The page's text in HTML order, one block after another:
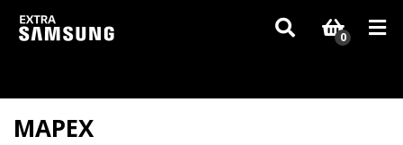
Vzhledem k aktuální situaci se může dodání dílů, které nejsou skladem,
zpozdit. Děkujeme za pochopení.
0
MAPEX